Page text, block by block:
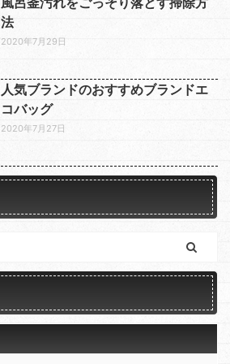
法
2020年7月29日
人気ブランドのおすすめブランドエ
コバッグ
2020年7月27日